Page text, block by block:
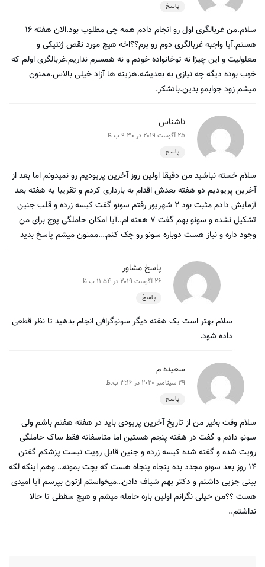
پاسخ
سلام.من غربالگری اول رو انجام دادم همه چی مطلوب بود.الان هفته ۱۶
هستم.آیا واجبه غربالگری دوم رو برم؟؟اخه هیچ مورد نقص ژنتیکی و
معلولیت و این چیزا نه توخانواده خودم و نه همسرم نداریم.غربالگری اولم که
خوب بوده دیگه چه نیازی به بعدیشه.هزینه ها آزاد خیلی بالاس.ممنون
میشم زود جوابمو بدین.باتشکر.
ناشناس
25 آگوست 2019 در 9:30 ب.ظ
پاسخ
سلام خسته نباشید من دقیقا اولین روز آخرین پریودیم رو نمیدونم اما بعد از
آخرین پریودیم دو هفته بعدش اقدام به بارداری کردم و تقریبا یه هفته بعد
آزمایش دادم مثبت بود ۲ شهریور رفتم سونو گفت کیسه زرده و قلب جنین
تشکیل نشده و سونو بهم گفت ۷ هفته ام..آیا امکان حاملگی پوچ برای من
وجود داره و نیاز هست دوباره سونو رو چک کنم….ممنون میشم پاسخ بدید
پاسخ مشاور
26 آگوست 2019 در 11:54 ب.ظ
پاسخ
سلام بهتر است یک هفته دیگر سونوگرافی انجام بدهید تا نظر قطعی
داده شود.
سعیده م
29 سپتامبر 2020 در 3:16 ب.ظ
پاسخ
سلام وقت بخیر من از تاریخ آخرین پریودی باید در هفته هفتم باشم ولی
سونو دادم و گفت در هفته پنجم هستین اما متاسفانه فقط ساک حاملگی
رویت شده و گفته شده کیسه زرده و جنین قابل رویت نیست پزشکم گفتن
۱۴ روز بعد سونو مجدد بده پنجاه پنجاه هست که بچت بمونه… وهم اینکه لکه
بینی جزیی داشتم و دکتر بهم شیاف دادن…میخواستم ازتون بپرسم آیا امیدی
هست ؟؟من خیلی نگرانم اولین باره حامله میشم و هیچ سقطی تا حالا
نداشتم..